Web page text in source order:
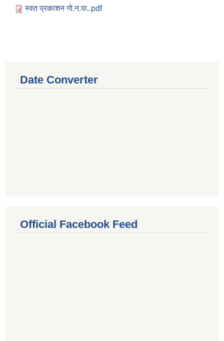
स्वत प्रकाशन गो.न.पा..pdf
Date Converter
Official Facebook Feed